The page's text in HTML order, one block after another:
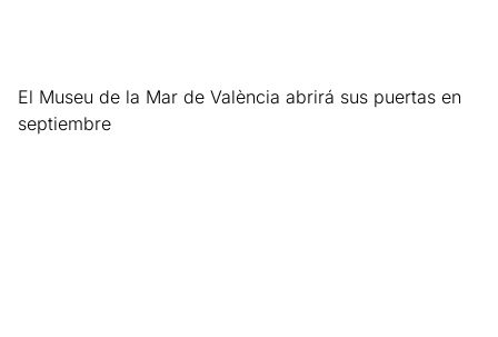
El Museu de la Mar de València abrirá sus puertas en
septiembre